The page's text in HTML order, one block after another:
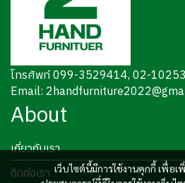
เว็บไซต์นี้มีการใช้งานคุกกี้ เพื่อ
โทรศัพท์ 099-3529414, 02-
Email:
About
เกี่ยวกับเรา
ติดต่อเรา